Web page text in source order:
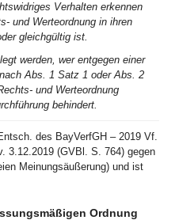
Verhalten erkennen
und Werteordnung in ihren
gleichgültig ist.
werden, wer entgegen einer
Abs. 1 Satz 1 oder Abs. 2
und Werteordnung
behindert.
des BayVerfGH – 2019 Vf.
3.12.2019 (GVBl. S. 764) gegen
Meinungsäußerung) und ist
Ordnung